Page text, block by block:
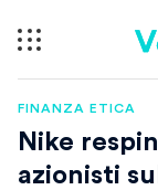
FINANZA ETICA
Nike
azionisti